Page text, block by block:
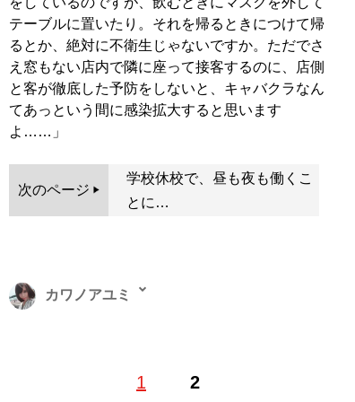
テーブルに置いたり。それを帰るときにつけて帰
るとか、絶対に不衛生じゃないですか。ただでさ
え窓もない店内で隣に座って接客するのに、店側
と客が徹底した予防をしないと、キャバクラなん
てあっという間に感染拡大すると思います
よ……」
次のページ
学校休校で、昼も夜も働くこ
とに…
1 2
カワノアユミ
ター。現在はタイと日本を往復し、夜の街やタイに住む